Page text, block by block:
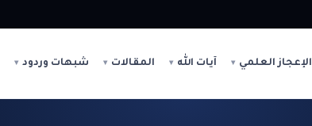
الإعجاز العلمي آيات الله المقالات شبهات وردود